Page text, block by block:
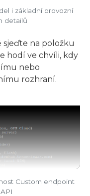
i základní provozní
detailů
sjeďte na položku
hodí ve chvíli, kdy
nebo
rozhraní.
Custom endpoint